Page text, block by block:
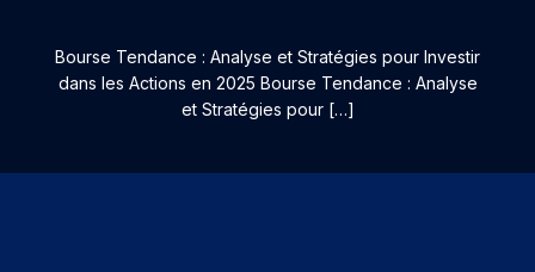
Bourse Tendance : Analyse et Stratégies pour Investir
dans les Actions en 2025 Bourse Tendance : Analyse
et Stratégies pour […]